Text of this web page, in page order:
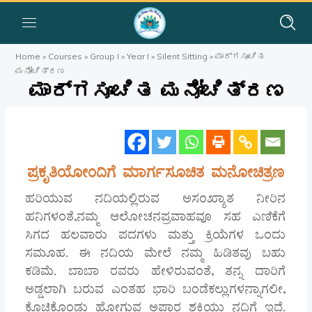
Home » Courses » Group I »Year I » Silent Sitting »ಮಾರ್ಗಸೂಚಿತ
ಮನೋಚಿತ್ರಣ
ಮಾರ್ಗಸೂಚಿತ ಮನೋಚಿತ್ರಣ
ಪ್ರಕೃತಿಯೋಂದಿಗೆ ಮಾರ್ಗಸೂಚಿತ ಮನೋಚಿತ್ರಣ
ಹರಿಯುವ ನದಿಯಲ್ಲಿರುವ ಅಸಂಖ್ಯಾತ ನೀರಿನ
ಹನಿಗಳಂತೆ,ನಮ್ಮ ಆಲೋಚನಪ್ರವಾಹವೂ ಸಹ ಎಣಿಕೆಗೆ
ಸಿಗದ ಹಲವಾರು ಪದಗಳು ಮತ್ತು ಕ್ರಿಯೆಗಳ ಒಂದು
ಸಮೂಹ. ಈ ನದಿಯ ಮೇಲೆ ನಮ್ಮ ಹಿಡಿತವು ಬಹು
ಕಡಿಮೆ. ಬಾಬಾ ರವರು ಹೇಳಿರುವಂತೆ, ತನ್ನ ದಾರಿಗೆ
ಅಡ್ಡಲಾಗಿ ಬರುವ ಎಂತಹ ಭಾರಿ ಬಂಡೆಕಲ್ಲುಗಳನ್ನಾಗಲೀ,